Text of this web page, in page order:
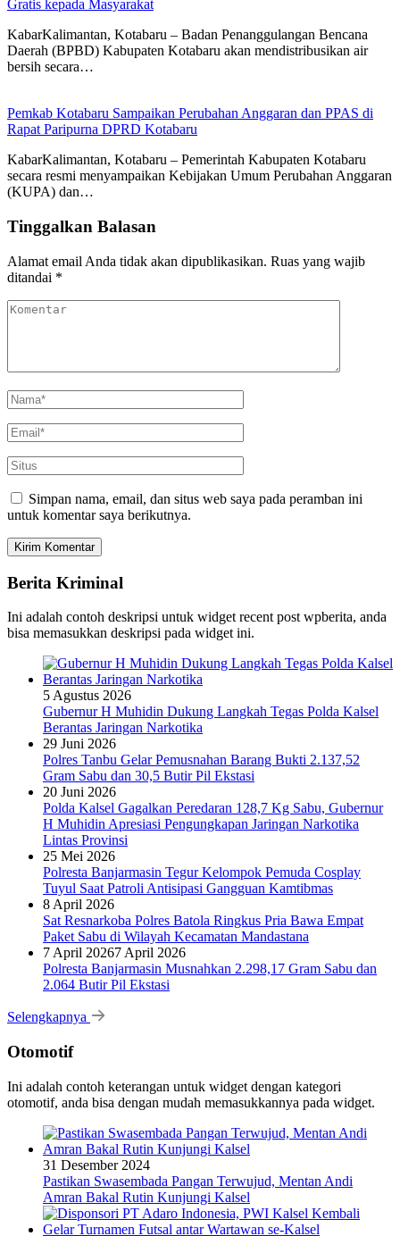
Gratis kepada Masyarakat
KabarKalimantan, Kotabaru – Badan Penanggulangan Bencana
Daerah (BPBD) Kabupaten Kotabaru akan mendistribusikan air
bersih secara…
Pemkab Kotabaru Sampaikan Perubahan Anggaran dan PPAS di
Rapat Paripurna DPRD Kotabaru
KabarKalimantan, Kotabaru – Pemerintah Kabupaten Kotabaru
secara resmi menyampaikan Kebijakan Umum Perubahan Anggaran
(KUPA) dan…
Tinggalkan Balasan
Alamat email Anda tidak akan dipublikasikan. Ruas yang wajib
ditandai *
Simpan nama, email, dan situs web saya pada peramban ini
untuk komentar saya berikutnya.
Berita Kriminal
Ini adalah contoh deskripsi untuk widget recent post wpberita, anda
bisa memasukkan deskripsi pada widget ini.
5 Agustus 2026
Gubernur H Muhidin Dukung Langkah Tegas Polda Kalsel
Berantas Jaringan Narkotika
29 Juni 2026
Polres Tanbu Gelar Pemusnahan Barang Bukti 2.137,52
Gram Sabu dan 30,5 Butir Pil Ekstasi
20 Juni 2026
Polda Kalsel Gagalkan Peredaran 128,7 Kg Sabu, Gubernur
H Muhidin Apresiasi Pengungkapan Jaringan Narkotika
Lintas Provinsi
25 Mei 2026
Polresta Banjarmasin Tegur Kelompok Pemuda Cosplay
Tuyul Saat Patroli Antisipasi Gangguan Kamtibmas
8 April 2026
Sat Resnarkoba Polres Batola Ringkus Pria Bawa Empat
Paket Sabu di Wilayah Kecamatan Mandastana
7 April 20267 April 2026
Polresta Banjarmasin Musnahkan 2.298,17 Gram Sabu dan
2.064 Butir Pil Ekstasi
Selengkapnya
Otomotif
Ini adalah contoh keterangan untuk widget dengan kategori
otomotif, anda bisa dengan mudah memasukkannya pada widget.
31 Desember 2024
Pastikan Swasembada Pangan Terwujud, Mentan Andi
Amran Bakal Rutin Kunjungi Kalsel